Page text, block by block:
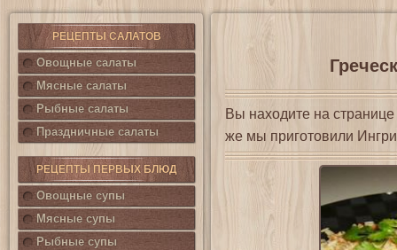
РЕЦЕПТЫ САЛАТОВ
Овощные салаты
Мясные салаты
Рыбные салаты
Праздничные салаты
РЕЦЕПТЫ ПЕРВЫХ БЛЮД
Овощные супы
Мясные супы
Рыбные супы
Вы находите на странице
же мы приготовили